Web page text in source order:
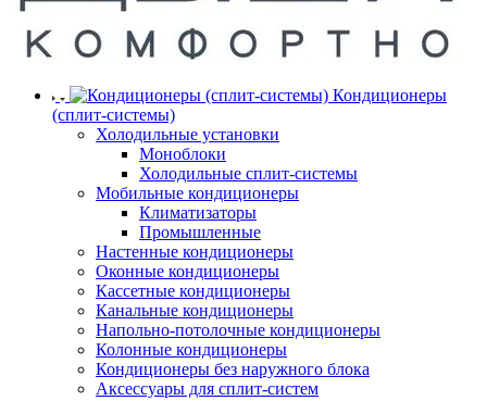
Кондиционеры
(сплит-системы)
Холодильные установки
Моноблоки
Холодильные сплит-системы
Мобильные кондиционеры
Климатизаторы
Промышленные
Настенные кондиционеры
Оконные кондиционеры
Кассетные кондиционеры
Канальные кондиционеры
Напольно-потолочные кондиционеры
Колонные кондиционеры
Кондиционеры без наружного блока
Аксессуары для сплит-систем